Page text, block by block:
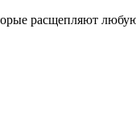
расщепляют